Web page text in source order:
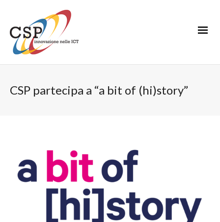
CSP partecipa a “a bit of (hi)story”